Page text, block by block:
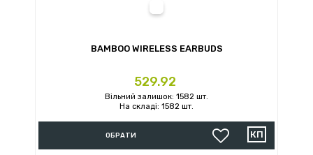
BAMBOO WIRELESS EARBUDS
Ціна
529.92
Вільний залишок: 1582 шт.
На складі: 1582 шт.
ОБРАТИ